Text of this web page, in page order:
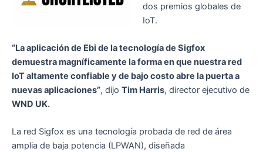
dos premios globales de
IoT.
“La aplicación de Ebi de la tecnología de Sigfox
demuestra magníficamente la forma en que nuestra red
IoT altamente confiable y de bajo costo abre la puerta a
nuevas aplicaciones”, dijo Tim Harris, director ejecutivo de
WND UK.
La red Sigfox es una tecnología probada de red de área
amplia de baja potencia (LPWAN), diseñada